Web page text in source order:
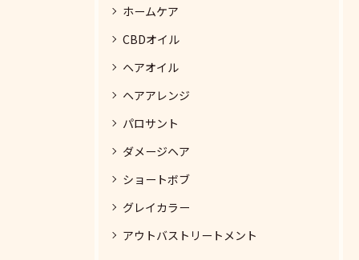
ホームケア
CBDオイル
ヘアオイル
ヘアアレンジ
パロサント
ダメージヘア
ショートボブ
グレイカラー
アウトバストリートメント